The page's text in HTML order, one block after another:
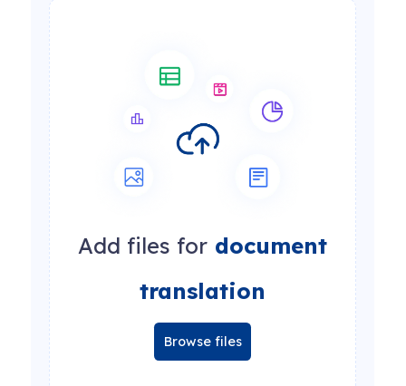
Add files for document
translation
Browse files